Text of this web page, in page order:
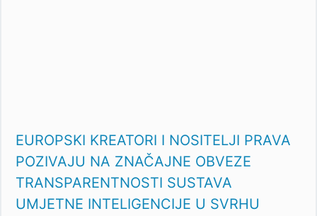
EUROPSKI KREATORI I NOSITELJI PRAVA
POZIVAJU NA ZNAČAJNE OBVEZE
TRANSPARENTNOSTI SUSTAVA
UMJETNE INTELIGENCIJE U SVRHU